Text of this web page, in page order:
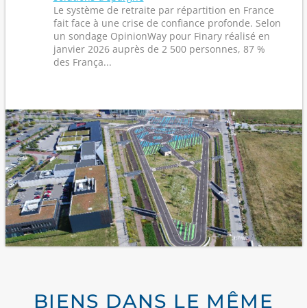
Le système de retraite par répartition en France
fait face à une crise de confiance profonde. Selon
un sondage OpinionWay pour Finary réalisé en
janvier 2026 auprès de 2 500 personnes, 87 %
des França...
BIENS DANS LE MÊME